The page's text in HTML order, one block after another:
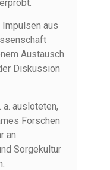
Impulsen aus
Austausch
Diskussion
a. ausloteten,
Forschen
an
Sorgekultur